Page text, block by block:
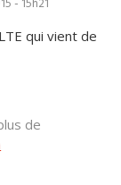
- 15h21
qui vient de
de